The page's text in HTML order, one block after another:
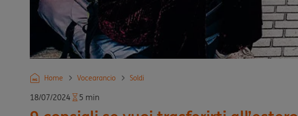
Home Vocearancio Soldi
18/07/2024 5 min